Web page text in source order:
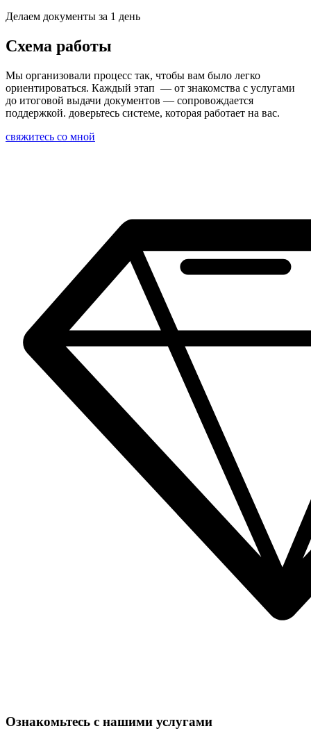
Делаем документы за 1 день
Схема работы
Мы организовали процесс так, чтобы вам было легко
ориентироваться. Каждый этап — от знакомства с услугами
до итоговой выдачи документов — сопровождается
поддержкой. доверьтесь системе, которая работает на вас.
свяжитесь со мной
Ознакомьтесь с нашими услугами